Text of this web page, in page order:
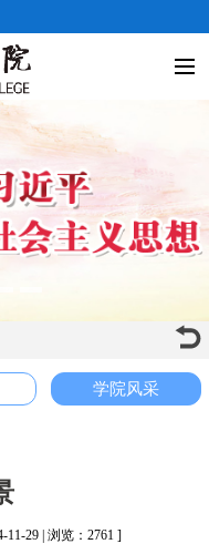
学院风采
29 | 浏览：2761 ]